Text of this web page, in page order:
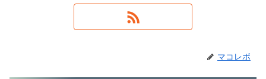
マコレボ